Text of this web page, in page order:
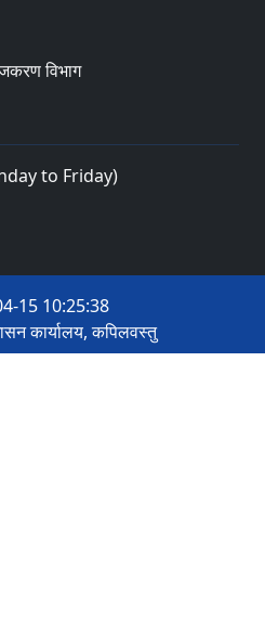
विभाग
to Friday)
15 10:25:38
कार्यालय, कपिलवस्तु